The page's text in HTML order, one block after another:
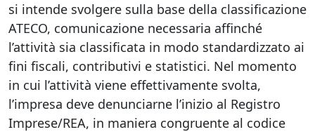
si intende svolgere sulla base della classificazione
ATECO, comunicazione necessaria affinché
l’attività sia classificata in modo standardizzato ai
fini fiscali, contributivi e statistici. Nel momento
in cui l’attività viene effettivamente svolta,
l’impresa deve denunciarne l’inizio al Registro
Imprese/REA, in maniera congruente al codice